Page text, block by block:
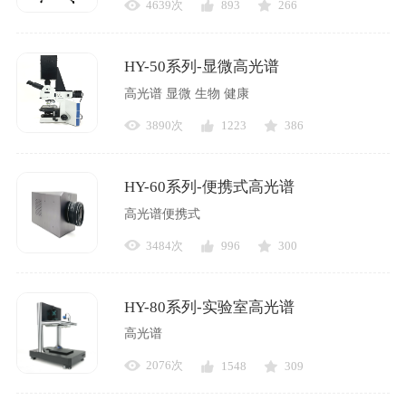
4639次 893 266
HY-50系列-显微高光谱
高光谱 显微 生物 健康
3890次 1223 386
HY-60系列-便携式高光谱
高光谱便携式
3484次 996 300
HY-80系列-实验室高光谱
高光谱
2076次 1548 309